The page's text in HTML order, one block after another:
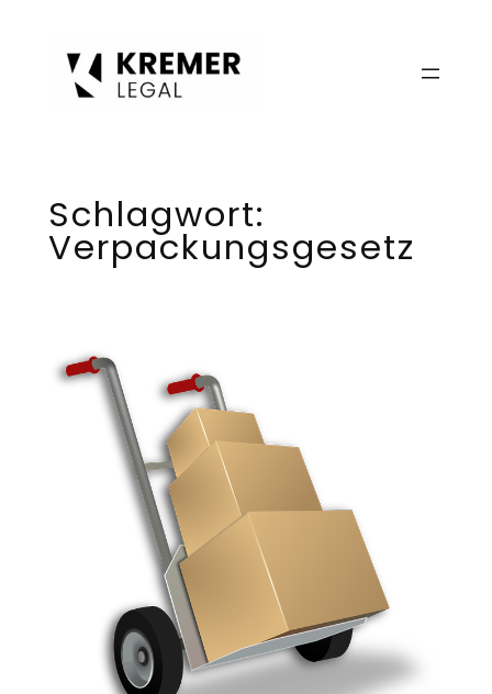
Schlagwort:
Verpackungsgesetz